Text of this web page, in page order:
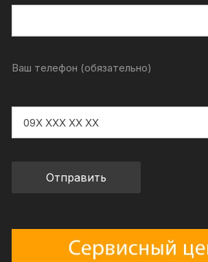
Ваш телефон (обязательно)